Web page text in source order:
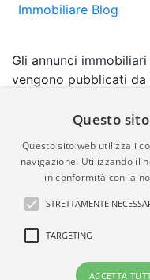
Immobiliare Blog
Gli annunci
vengono pubblicati
comporta
garanzia da parte di
quindi non è
correttezza, della
materia di privacy e/o
suddetti annunci.
© Copyright 2007 -
Questo
Questo sito web utilizza i
navigazione. Utilizzando il
in conformità con la
STRETTAMENTE
TARGETING
ACCETTA